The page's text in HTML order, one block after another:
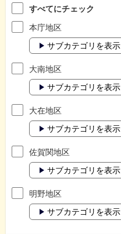
すべてにチェック
本庁地区
サブカテゴリを表示
大南地区
サブカテゴリを表示
大在地区
サブカテゴリを表示
佐賀関地区
サブカテゴリを表示
明野地区
サブカテゴリを表示